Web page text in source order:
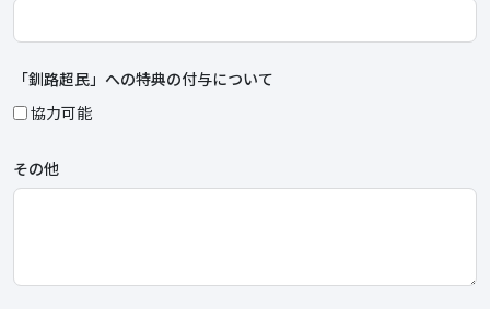
「釧路超民」への特典の付与について
協力可能
その他